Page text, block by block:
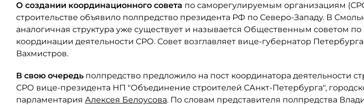
О создании координационного совета по саморегулируемым организациям
строительстве объявило полпредство президента РФ по Северо-Западу. В
аналогичная структура уже существует и называется Общественным советом
координации деятельности СРО. Совет возглавляет вице-губернатор
Вахмистров.
В свою очередь полпредство предложило на пост координатора деятельности
СРО вице-президента НП "Объединение строителей САнкт-Петербурга",
парламентария Алексея Белоусова. По словам представителя полпредства